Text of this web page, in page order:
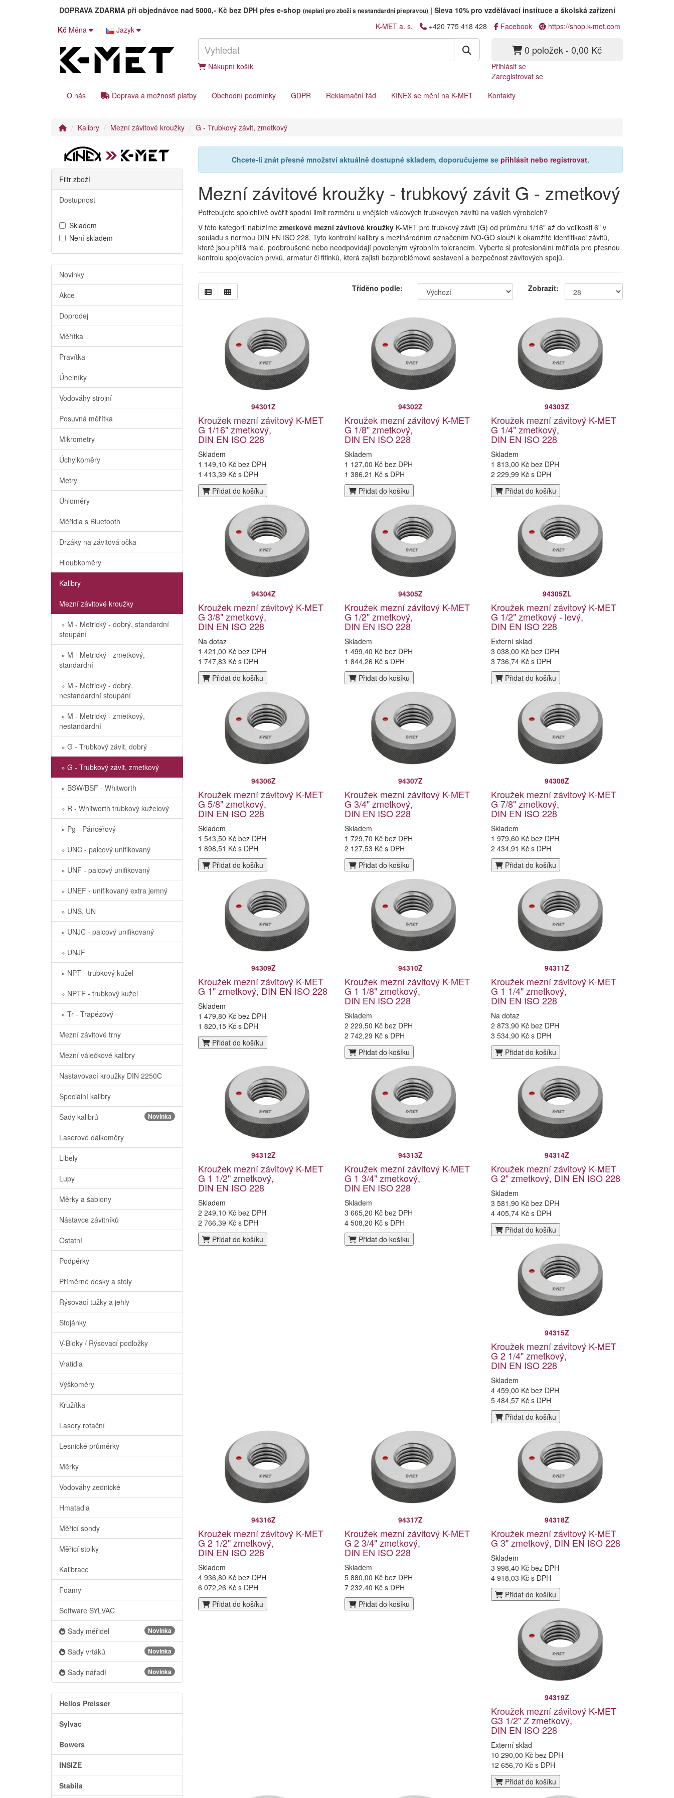
DOPRAVA ZDARMApři objednávce nad 5000,- Kč bez DPH přes e-shop (neplatí pro zboží s nestandardní přepravou)| Sleva 10% pro vzdělávací instituce a školská zařízení
Kč Měna Jazyk K-MET a. s. +420 775 418 428 Facebook https://shop.k-met.com
0 položek - 0,00 Kč
Nákupní košík
Přihlásit se
Zaregistrovat se
O nás
Doprava a možnosti platby Obchodní podmínky GDPR Reklamační řád KINEX se mění na K-MET Kontakty
Kalibry Mezní závitové kroužky G - Trubkový závit, zmetkový
Filtr zboží
Dostupnost
Skladem
Není skladem
Novinky
Akce
Doprodej
Měřítka
Pravítka
Úhelníky
Vodováhy strojní
Posuvná měřítka
Mikrometry
Úchylkoměry
Metry
Úhloměry
Měřidla s Bluetooth
Držáky na závitová očka
Hloubkoměry
Kalibry
Mezní závitové kroužky
» M - Metrický - dobrý, standardní
stoupání
» M - Metrický - zmetkový,
standardní
» M - Metrický - dobrý,
nestandardní stoupání
» M - Metrický - zmetkový,
nestandardní
» G - Trubkový závit, dobrý
» G - Trubkový závit, zmetkový
» BSW/BSF - Whitworth
» R - Whitworth trubkový kuželový
» Pg - Páncéřový
» UNC - palcový unifikovaný
» UNF - palcový unifikovaný
» UNEF - unifikovaný extra jemný
» UNS, UN
» UNJC - palcový unifikovaný
» UNJF
» NPT - trubkový kužel
» NPTF - trubkový kužel
» Tr - Trapézový
Mezní závitové trny
Mezní válečkové kalibry
Nastavovací kroužky DIN 2250C
Speciální kalibry
Sady kalibrů Novinka
Laserové dálkoměry
Libely
Lupy
Měrky a šablony
Nástavce závitníků
Ostatní
Podpěrky
Příměrné desky a stoly
Rýsovací tužky a jehly
Stojánky
V-Bloky / Rýsovací podložky
Vratidla
Výškoměry
Kružítka
Lasery rotační
Lesnické průměrky
Měrky
Vodováhy zednické
Hmatadla
Měřicí sondy
Měřicí stolky
Kalibrace
Foamy
Software SYLVAC
Sady měřidel Novinka
Sady vrtáků Novinka
Sady nářadí Novinka
Helios Preisser
Sylvac
Bowers
INSIZE
Stabila
Chcete-li znát přesné množství aktuálně dostupné skladem, doporučujeme se přihlásit nebo registrovat.
Mezní závitové kroužky - trubkový závit G - zmetkový
Potřebujete spolehlivě ověřit spodní limit rozměru u vnějších válcových trubkových závitů na vašich výrobcích?
V této kategorii nabízíme zmetkové mezní závitové kroužkyK-MET pro trubkový závit (G) od průměru 1/16" až do velikosti 6" v
souladu s normou DIN EN ISO 228. Tyto kontrolní kalibry s mezinárodním označením NO-GO slouží k okamžité identifikaci závitů,
které jsou příliš malé, podbroušené nebo neodpovídají povoleným výrobním tolerancím. Vyberte si profesionální měřidla pro přesnou
kontrolu spojovacích prvků, armatur či fitinků, která zajistí bezproblémové sestavení a bezpečnost závitových spojů.
Tříděno podle: Zobrazit:
94301Z
Kroužek mezní závitový K-MET
G 1/16" zmetkový,
DIN EN ISO 228
Skladem
1 149,10 Kč bez DPH
1 413,39 Kč s DPH
Přidat do košíku
94302Z
Kroužek mezní závitový K-MET
G 1/8" zmetkový,
DIN EN ISO 228
Skladem
1 127,00 Kč bez DPH
1 386,21 Kč s DPH
Přidat do košíku
94303Z
Kroužek mezní závitový K-MET
G 1/4" zmetkový,
DIN EN ISO 228
Skladem
1 813,00 Kč bez DPH
2 229,99 Kč s DPH
Přidat do košíku
94304Z
Kroužek mezní závitový K-MET
G 3/8" zmetkový,
DIN EN ISO 228
Na dotaz
1 421,00 Kč bez DPH
1 747,83 Kč s DPH
Přidat do košíku
94305Z
Kroužek mezní závitový K-MET
G 1/2" zmetkový,
DIN EN ISO 228
Skladem
1 499,40 Kč bez DPH
1 844,26 Kč s DPH
Přidat do košíku
94305ZL
Kroužek mezní závitový K-MET
G 1/2" zmetkový - levý,
DIN EN ISO 228
Externí sklad
3 038,00 Kč bez DPH
3 736,74 Kč s DPH
Přidat do košíku
94306Z
Kroužek mezní závitový K-MET
G 5/8" zmetkový,
DIN EN ISO 228
Skladem
1 543,50 Kč bez DPH
1 898,51 Kč s DPH
Přidat do košíku
94307Z
Kroužek mezní závitový K-MET
G 3/4" zmetkový,
DIN EN ISO 228
Skladem
1 729,70 Kč bez DPH
2 127,53 Kč s DPH
Přidat do košíku
94308Z
Kroužek mezní závitový K-MET
G 7/8" zmetkový,
DIN EN ISO 228
Skladem
1 979,60 Kč bez DPH
2 434,91 Kč s DPH
Přidat do košíku
94309Z
Kroužek mezní závitový K-MET
G 1" zmetkový, DIN EN ISO 228
Skladem
1 479,80 Kč bez DPH
1 820,15 Kč s DPH
Přidat do košíku
94310Z
Kroužek mezní závitový K-MET
G 1 1/8" zmetkový,
DIN EN ISO 228
Skladem
2 229,50 Kč bez DPH
2 742,29 Kč s DPH
Přidat do košíku
94311Z
Kroužek mezní závitový K-MET
G 1 1/4" zmetkový,
DIN EN ISO 228
Na dotaz
2 873,90 Kč bez DPH
3 534,90 Kč s DPH
Přidat do košíku
94312Z
Kroužek mezní závitový K-MET
G 1 1/2" zmetkový,
DIN EN ISO 228
Skladem
2 249,10 Kč bez DPH
2 766,39 Kč s DPH
Přidat do košíku
94313Z
Kroužek mezní závitový K-MET
G 1 3/4" zmetkový,
DIN EN ISO 228
Skladem
3 665,20 Kč bez DPH
4 508,20 Kč s DPH
Přidat do košíku
94314Z
Kroužek mezní závitový K-MET
G 2" zmetkový, DIN EN ISO 228
Skladem
3 581,90 Kč bez DPH
4 405,74 Kč s DPH
Přidat do košíku
94315Z
Kroužek mezní závitový K-MET
G 2 1/4" zmetkový,
DIN EN ISO 228
Skladem
4 459,00 Kč bez DPH
5 484,57 Kč s DPH
Přidat do košíku
94316Z
Kroužek mezní závitový K-MET
G 2 1/2" zmetkový,
DIN EN ISO 228
Skladem
4 936,80 Kč bez DPH
6 072,26 Kč s DPH
Přidat do košíku
94317Z
Kroužek mezní závitový K-MET
G 2 3/4" zmetkový,
DIN EN ISO 228
Skladem
5 880,00 Kč bez DPH
7 232,40 Kč s DPH
Přidat do košíku
94318Z
Kroužek mezní závitový K-MET
G 3" zmetkový, DIN EN ISO 228
Skladem
3 998,40 Kč bez DPH
4 918,03 Kč s DPH
Přidat do košíku
94319Z
Kroužek mezní závitový K-MET
G3 1/2" Z zmetkový,
DIN EN ISO 228
Externí sklad
10 290,00 Kč bez DPH
12 656,70 Kč s DPH
Přidat do košíku